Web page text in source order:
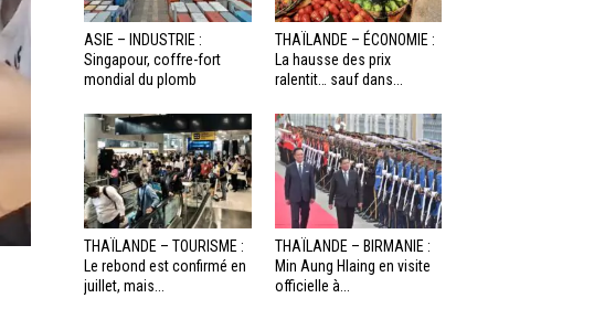
ASIE – INDUSTRIE :
Singapour, coffre-fort
mondial du plomb
THAÏLANDE – ÉCONOMIE :
La hausse des prix
ralentit… sauf dans...
THAÏLANDE – TOURISME :
Le rebond est confirmé en
juillet, mais...
THAÏLANDE – BIRMANIE :
Min Aung Hlaing en visite
officielle à...